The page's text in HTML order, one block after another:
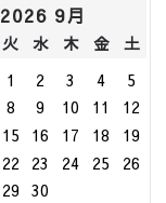
2026 9月
火 水 木 金
土
1
2 3 4
5
8 9 10 11
12
15 16 17 18
19
22 23 24 25
26
29 30